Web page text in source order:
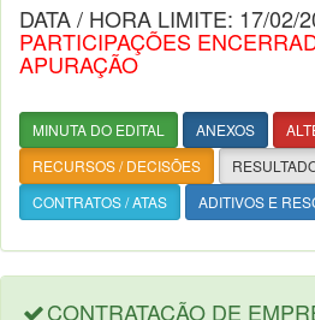
DATA / HORA LIMITE: 17/02/
PARTICIPAÇÕES
APURAÇÃO
MINUTA DO EDITAL ANEXOS
RECURSOS / DECISÕES
CONTRATOS / ATAS
ADITIVOS E
CONTRATAÇÃO DE